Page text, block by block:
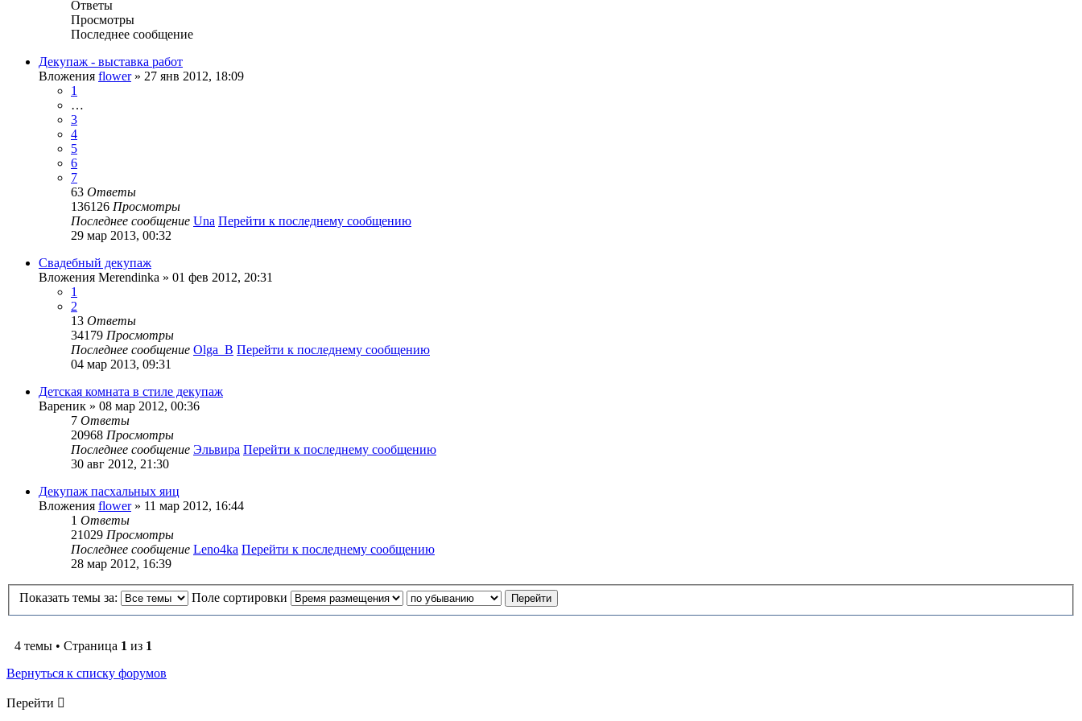
Ответы
Просмотры
Последнее сообщение
Декупаж - выставка работ
Вложения flower» 27 янв 2012, 18:09
1
…
3
4
5
6
7
63 Ответы
136126 Просмотры
Последнее сообщение Una Перейти к последнему сообщению
29 мар 2013, 00:32
Свадебный декупаж
Вложения Merendinka » 01 фев 2012, 20:31
1
2
13 Ответы
34179 Просмотры
Последнее сообщение Olga_B Перейти к последнему сообщению
04 мар 2013, 09:31
Детская комната в стиле декупаж
Вареник » 08 мар 2012, 00:36
7 Ответы
20968 Просмотры
Последнее сообщение Эльвира Перейти к последнему сообщению
30 авг 2012, 21:30
Декупаж пасхальных яиц
Вложения flower» 11 мар 2012, 16:44
1 Ответы
21029 Просмотры
Последнее сообщение Leno4ka Перейти к последнему сообщению
28 мар 2012, 16:39
Показать темы за: Поле сортировки
4 темы • Страница 1 из 1
Вернуться к списку форумов
Перейти